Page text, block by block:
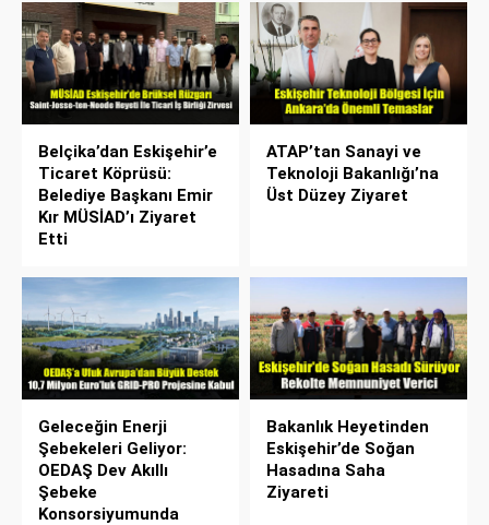
Belçika’dan Eskişehir’e
Ticaret Köprüsü:
Belediye Başkanı Emir
Kır MÜSİAD’ı Ziyaret
Etti
ATAP’tan Sanayi ve
Teknoloji Bakanlığı’na
Üst Düzey Ziyaret
Geleceğin Enerji
Şebekeleri Geliyor:
OEDAŞ Dev Akıllı
Şebeke
Konsorsiyumunda
Bakanlık Heyetinden
Eskişehir’de Soğan
Hasadına Saha
Ziyareti